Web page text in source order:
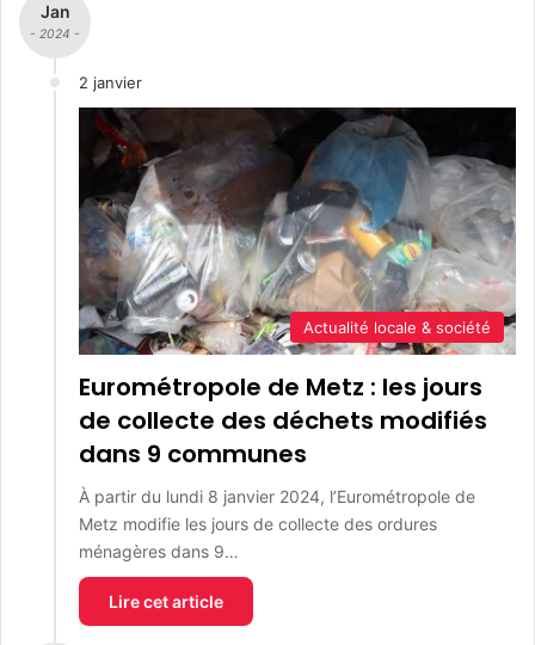
Jan
- 2024 -
2 janvier
Actualité locale & société
Eurométropole de Metz : les jours
de collecte des déchets modifiés
dans 9 communes
À partir du lundi 8 janvier 2024, l’Eurométropole de
Metz modifie les jours de collecte des ordures
ménagères dans 9…
Lire cet article